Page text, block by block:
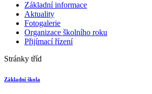
Základní informace
Aktuality
Fotogalerie
Organizace školního roku
Přijímací řízení
Stránky tříd
Základní škola